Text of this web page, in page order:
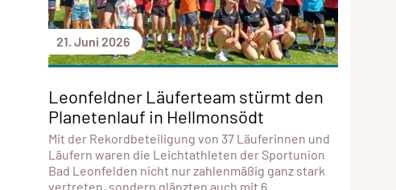
21. Juni 2026
Leonfeldner Läuferteam stürmt den
Planetenlauf in Hellmonsödt
Mit der Rekordbeteiligung von 37 Läuferinnen und
Läufern waren die Leichtathleten der Sportunion
Bad Leonfelden nicht nur zahlenmäßig ganz stark
vertreten, sondern glänzten auch mit 6